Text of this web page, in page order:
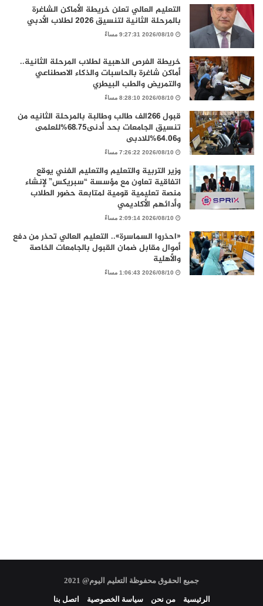
التعليم العالي تعلن خريطة الأماكن الشاغرة
بالمرحلة الثانية لتنسيق 2026 لطلاب الأدبي
2026/08/10 9:27:31 مساءً
خريطة الفرص الذهبية لطلاب المرحلة الثانية..
أماكن شاغرة بالحاسبات والذكاء الاصطناعي
والتمريض والطب البيطري
2026/08/10 8:28:10 مساءً
قبول 266الف طالب وطالبة بالمرحلة الثانيه من
تنسيق الجامعات بحد أدنى68.75%للعلمى
و64.06%للادبى
2026/08/10 7:26:22 مساءً
وزير التربية والتعليم والتعليم الفني يوقع
اتفاقية تعاون مع مؤسسة “سبريكس” لإنشاء
منصة تعليمية قومية لمتابعة حضور الطلاب
وأدائهم الأكاديمي
2026/08/10 2:09:14 مساءً
«احذروا السماسرة».. التعليم العالي تحذر من دفع
أموال مقابل ضمان القبول بالجامعات الخاصة
والأهلية
2026/08/10 1:06:43 مساءً
جميع الحقوق محفوظة التعليم اليوم@ 2021
الرئيسية من نحن سياسة الخصوصية اتصل بنا